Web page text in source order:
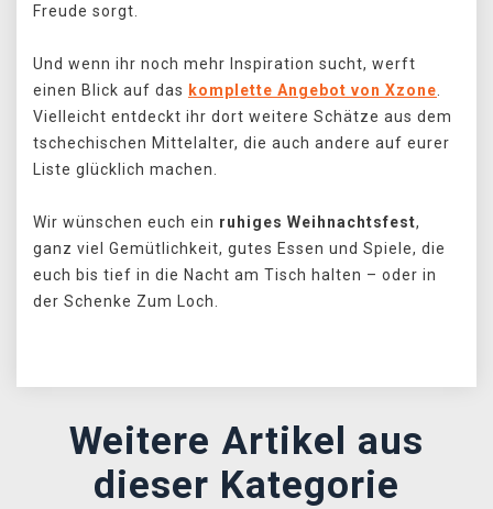
Freude sorgt.
Und wenn ihr noch mehr Inspiration sucht, werft
einen Blick auf das komplette Angebot von Xzone
Vielleicht entdeckt ihr dort weitere Schätze aus dem
tschechischen Mittelalter, die auch andere auf eurer
Liste glücklich machen.
Wir wünschen euch ein ruhiges Weihnachtsfest,
ganz viel Gemütlichkeit, gutes Essen und Spiele, die
euch bis tief in die Nacht am Tisch halten – oder in
der Schenke Zum Loch.
Weitere Artikel aus
dieser Kategorie